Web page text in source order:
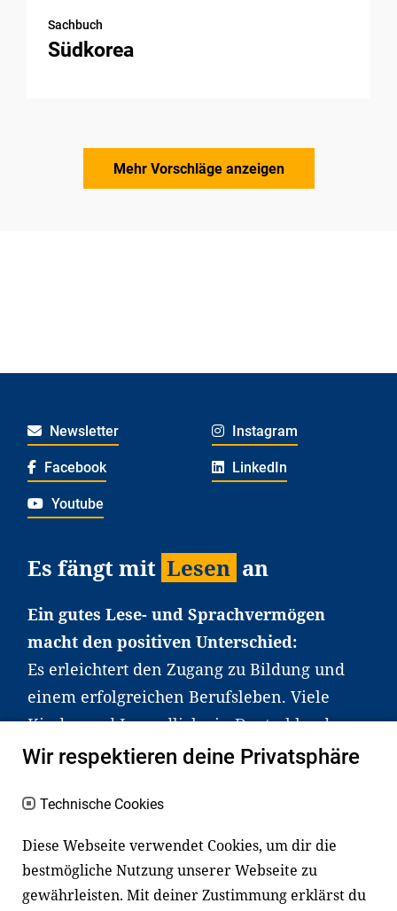
Sachbuch
Südkorea
Mehr Vorschläge anzeigen
Newsletter Instagram
Facebook LinkedIn
Youtube
Es fängt mit Lesen an
Ein gutes Lese- und Sprachvermögen
macht den positiven Unterschied:
Es erleichtert den Zugang zu Bildung und
einem erfolgreichen Berufsleben. Viele
Kinder und Jugendliche in Deutschland
haben aber große Schwierigkeiten dabei.
an Familien sowie an Erzieher*innen,
Lehrer*innen und andere
Fachexpert*innen. Dafür arbeiten wir eng
mit Ministerien, wissenschaftlichen
Wir respektieren deine Privatsphäre
Technische Cookies
Diese Webseite verwendet Cookies, um dir die
bestmögliche Nutzung unserer Webseite zu
gewährleisten. Mit deiner Zustimmung erklärst du